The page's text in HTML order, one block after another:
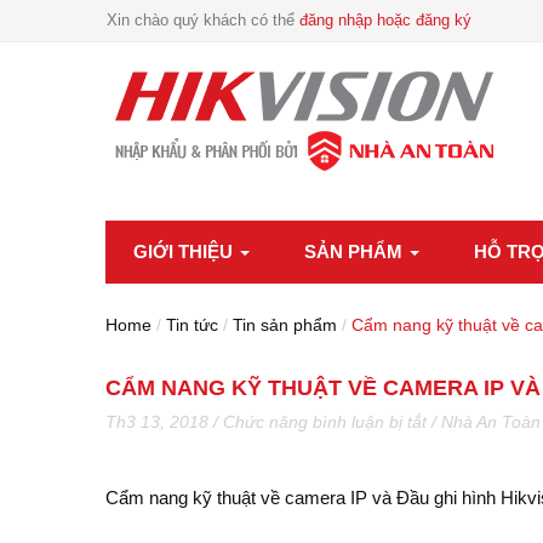
Xin chào quý khách có thể đăng nhập hoặc đăng ký
GIỚI THIỆU SẢN PHẨM HỖ
Home / Tin tức / Tin sản phẩm / Cẩm nang kỹ thuật về
CẨM NANG KỸ THUẬT VỀ CAMERA IP
Th3 13, 2018 / Chức năng bình luận bị tắtở
thuật
/ Nhà An Toàn
Cẩm nang kỹ thuật về camera IP và Đầu ghi hình